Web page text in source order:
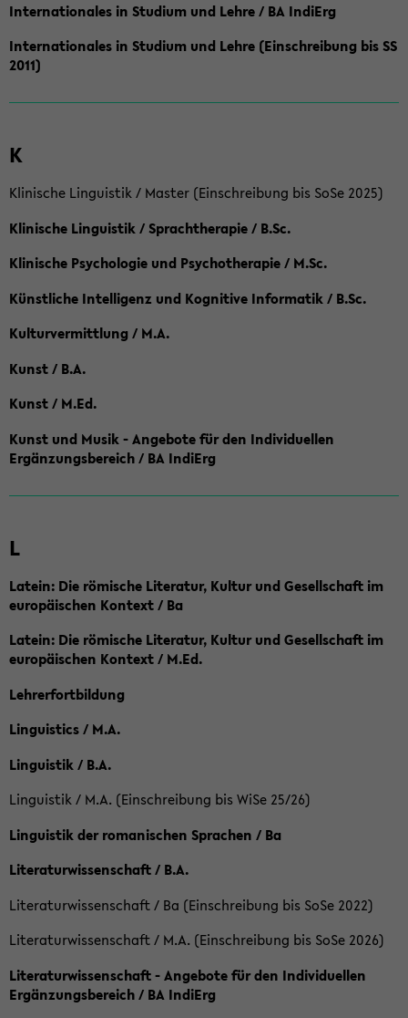
Internationales in Studium und Lehre / BA IndiErg
Internationales in Studium und Lehre (Einschreibung bis SS
2011)
K
Klinische Linguistik / Master (Einschreibung bis SoSe 2025)
Klinische Linguistik / Sprachtherapie / B.Sc.
Klinische Psychologie und Psychotherapie / M.Sc.
Künstliche Intelligenz und Kognitive Informatik / B.Sc.
Kulturvermittlung / M.A.
Kunst / B.A.
Kunst / M.Ed.
Kunst und Musik - Angebote für den Individuellen
Ergänzungsbereich / BA IndiErg
L
Latein: Die römische Literatur, Kultur und Gesellschaft im
europäischen Kontext / Ba
Latein: Die römische Literatur, Kultur und Gesellschaft im
europäischen Kontext / M.Ed.
Lehrerfortbildung
Linguistics / M.A.
Linguistik / B.A.
Linguistik / M.A. (Einschreibung bis WiSe 25/26)
Linguistik der romanischen Sprachen / Ba
Literaturwissenschaft / B.A.
Literaturwissenschaft / Ba (Einschreibung bis SoSe 2022)
Literaturwissenschaft / M.A. (Einschreibung bis SoSe 2026)
Literaturwissenschaft - Angebote für den Individuellen
Ergänzungsbereich / BA IndiErg